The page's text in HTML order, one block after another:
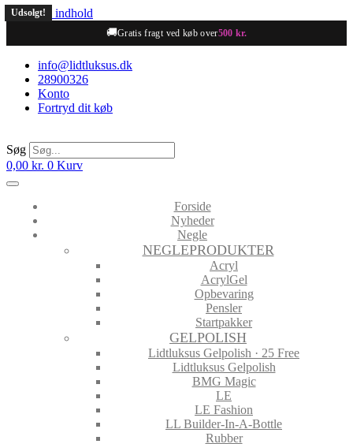
Videre til indhold
🚚Gratis fragt ved køb over500 kr.
info@lidtluksus.dk
28900326
Konto
Fortryd dit køb
Søg
0,00 kr. 0 Kurv
Forside
Nyheder
Negle
NEGLEPRODUKTER
Acryl
AcrylGel
Opbevaring
Pensler
Startpakker
GELPOLISH
Lidtluksus Gelpolish · 25 Free
Lidtluksus Gelpolish
BMG Magic
LE
LE Fashion
LL Builder-In-A-Bottle
Rubber
Udsolgt!